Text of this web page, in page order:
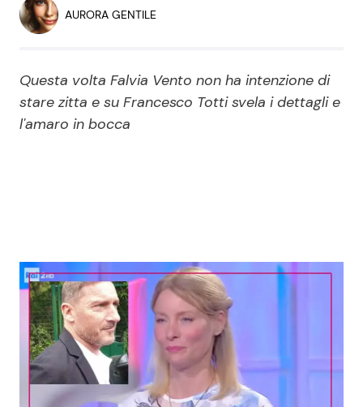
Soap Opera
News Spettacolo
Benessere
Casa
Cucina e Ricette
Consigli di Cucina
AURORA GENTILE
Questa volta Falvia Vento non ha intenzione di
stare zitta e su Francesco Totti svela i dettagli e
l'amaro in bocca